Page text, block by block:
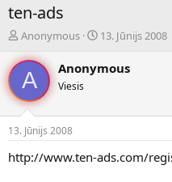
ten-ads
P
v
e
d
i
n
a
u
Anonymous
S
k
a
u
13. Jūnijs 2008
A Anonymous
Viesis
13. Jūnijs 2008
http://www.ten-ads.com/